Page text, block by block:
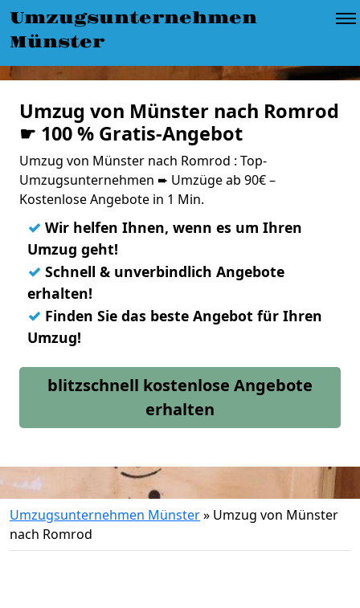
Umzugsunternehmen
Münster
Umzug von Münster nach Romrod
☛ 100 % Gratis-Angebot
Umzug von Münster nach Romrod : Top-
Umzugsunternehmen ➨ Umzüge ab 90€ –
Kostenlose Angebote in 1 Min.
✓ Wir helfen Ihnen, wenn es um Ihren
Umzug geht!
✓ Schnell & unverbindlich Angebote
erhalten!
✓ Finden Sie das beste Angebot für Ihren
Umzug!
blitzschnell kostenlose Angebote
erhalten
Umzugsunternehmen Münster» Umzug von Münster
nach Romrod